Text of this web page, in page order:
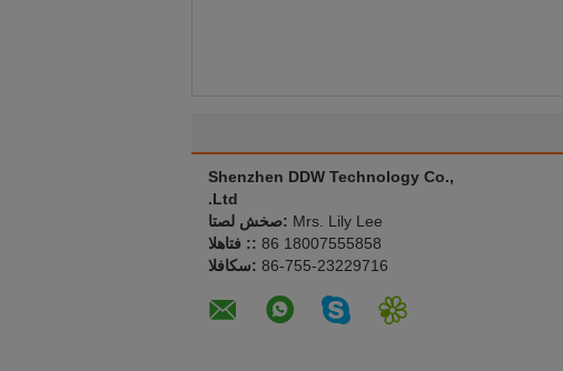
Shenzhen DDW Technology Co.,
Ltd.
اتصل شخص: Mrs. Lily Lee
الهاتف :: 86 18007555858
الفاكس: 86-755-23229716